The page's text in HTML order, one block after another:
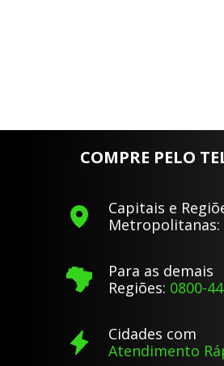
COMPRE PELO
Capitais e
Metropolitanas:
Para as demais
Regiões: 0800-
Cidades com
Atendimento